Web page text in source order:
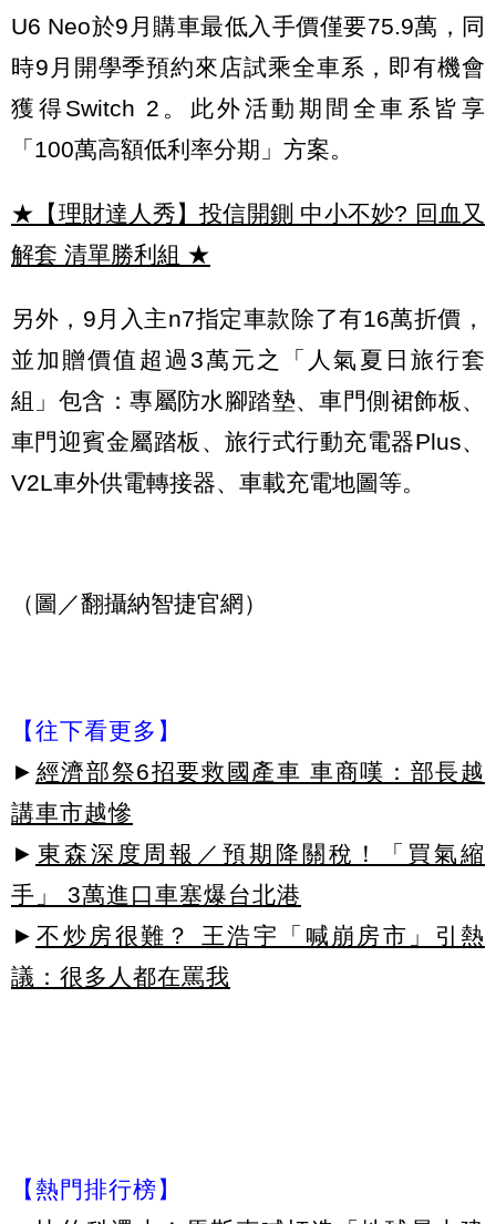
U6 Neo於9月購車最低入手價僅要75.9萬，同
時9月開學季預約來店試乘全車系，即有機會
獲得Switch 2。此外活動期間全車系皆享
「100萬高額低利率分期」方案。
★【理財達人秀】投信開鍘 中小不妙? 回血又
解套 清單勝利組 ★
另外，9月入主n7指定車款除了有16萬折價，
並加贈價值超過3萬元之「人氣夏日旅行套
組」包含：專屬防水腳踏墊、車門側裙飾板、
車門迎賓金屬踏板、旅行式行動充電器Plus、
V2L車外供電轉接器、車載充電地圖等。
（圖／翻攝納智捷官網）
【往下看更多】
► 經濟部祭6招要救國產車 車商嘆：部長越
講車市越慘
► 東森深度周報／預期降關稅！「買氣縮
手」 3萬進口車塞爆台北港
► 不炒房很難？ 王浩宇「喊崩房市」引熱
議：很多人都在罵我
【熱門排行榜】